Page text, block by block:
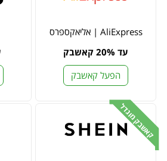
AliExpress | אליאקספרס
עד 20% קאשבק
הפעל קאשבק
קאשבק מוגדל